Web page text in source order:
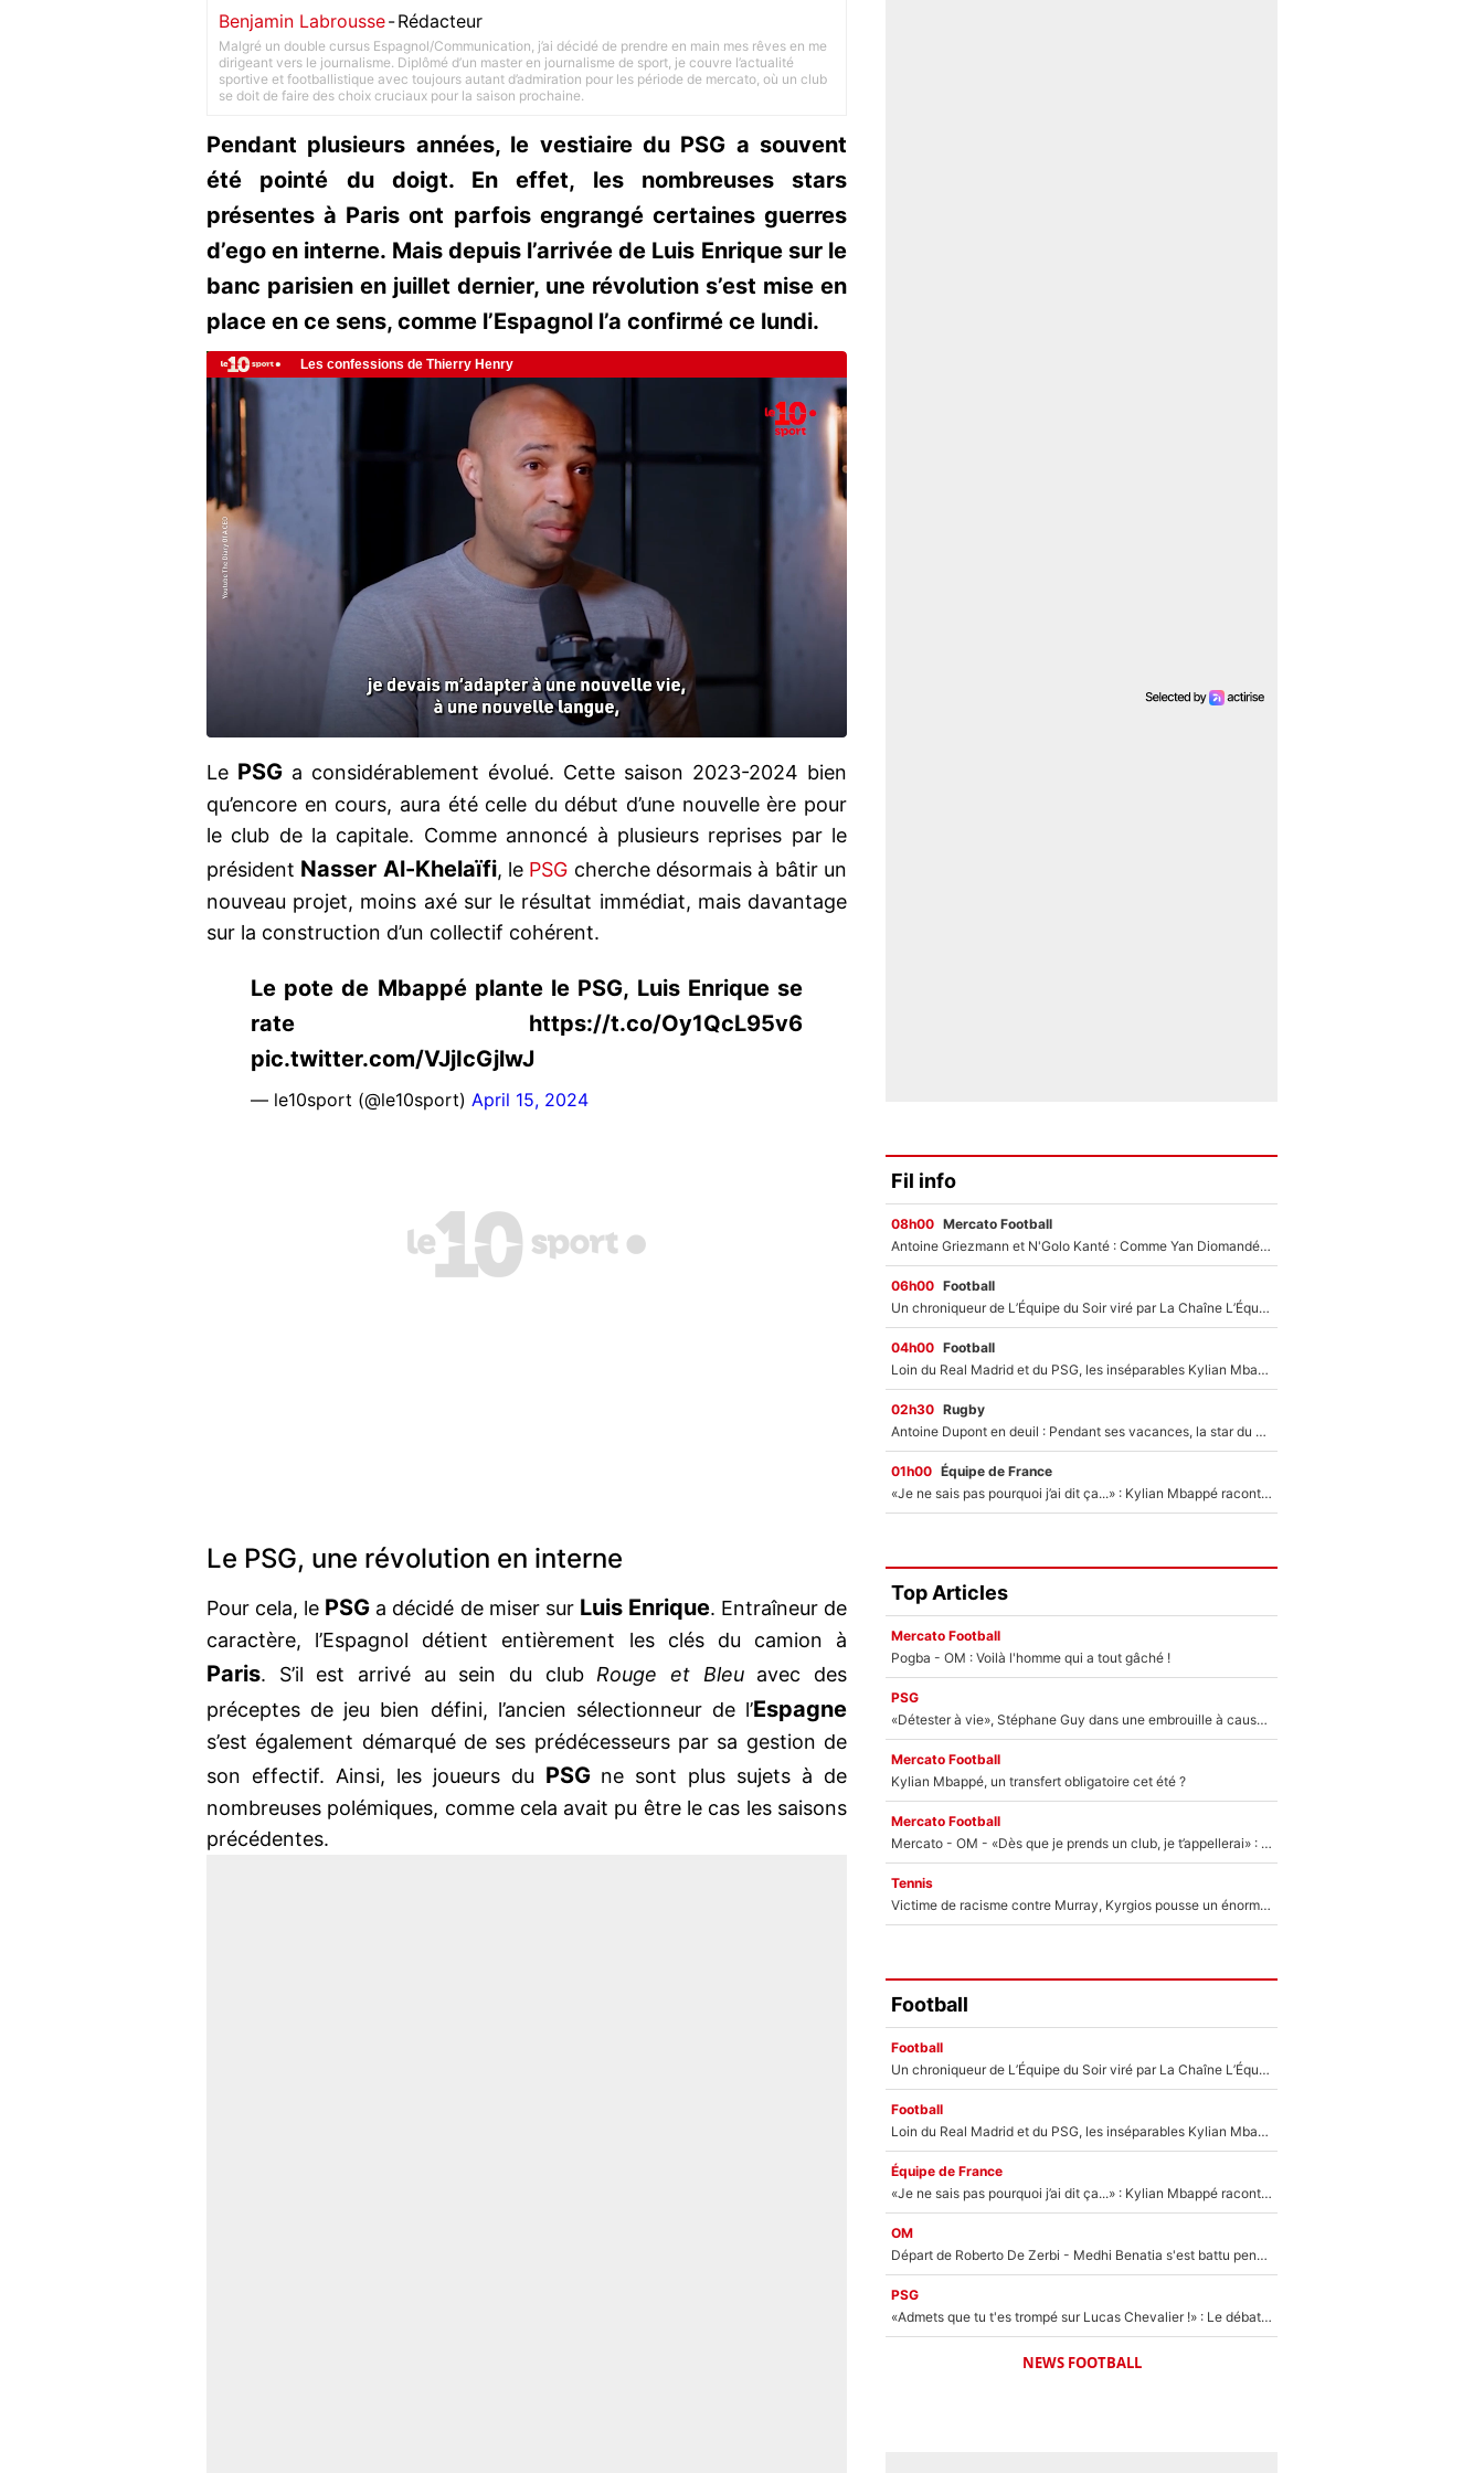
Benjamin Labrousse-Rédacteur
Malgré un double cursus Espagnol/Communication, j’ai décidé de prendre en main mes rêves en me
dirigeant vers le journalisme. Diplômé d’un master en journalisme de sport, je couvre l’actualité
sportive et footballistique avec toujours autant d’admiration pour les période de mercato, où un club
se doit de faire des choix cruciaux pour la saison prochaine.
Pendant plusieurs années, le vestiaire du PSG a souvent
été pointé du doigt. En effet, les nombreuses stars
présentes à Paris ont parfois engrangé certaines guerres
d’ego en interne. Mais depuis l’arrivée de Luis Enrique sur le
banc parisien en juillet dernier, une révolution s’est mise en
place en ce sens, comme l’Espagnol l’a confirmé ce lundi.
Le PSG a considérablement évolué. Cette saison 2023-2024 bien
qu’encore en cours, aura été celle du début d’une nouvelle ère pour
le club de la capitale. Comme annoncé à plusieurs reprises par le
président Nasser Al-Khelaïfi, le PSG cherche désormais à bâtir un
nouveau projet, moins axé sur le résultat immédiat, mais davantage
sur la construction d’un collectif cohérent.
Le pote de Mbappé plante le PSG, Luis Enrique se
rate https://t.co/Oy1QcL95v6
pic.twitter.com/VJjIcGjlwJ
— le10sport (@le10sport) April 15, 2024
Le PSG, une révolution en interne
Pour cela, le PSG a décidé de miser sur Luis Enrique. Entraîneur de
caractère, l’Espagnol détient entièrement les clés du camion à
Paris. S’il est arrivé au sein du clubRouge et Bleuavec des
préceptes de jeu bien défini, l’ancien sélectionneur de l’Espagne
s’est également démarqué de ses prédécesseurs par sa gestion de
son effectif. Ainsi, les joueurs du PSGne sont plus sujets à de
nombreuses polémiques, comme cela avait pu être le cas les saisons
précédentes.
Fil info
08h00 Mercato Football
Antoine Griezmann et N'Golo Kanté : Comme Yan Diomandé, les deux champions du monde ont refusé de signer au PSG !
06h00 Football
Un chroniqueur de L’Équipe du Soir viré par La Chaîne L’Équipe : Même Olivier Ménard n’avait pas pu empêcher son départ, «je l’ai appris sur Twitter, je l’ai vécu assez mal»
04h00 Football
Loin du Real Madrid et du PSG, les inséparables Kylian Mbappé et Achraf Hakimi changent d'équipe le temps d'une journée !
02h30 Rugby
Antoine Dupont en deuil : Pendant ses vacances, la star du XV de France a perdu sa grand-mère
01h00 Équipe de France
«Je ne sais pas pourquoi j’ai dit ça...» : Kylian Mbappé raconte sa première rencontre avec Zinédine Zidane (et c’est très drôle)
Top Articles
Mercato Football
Pogba - OM : Voilà l'homme qui a tout gâché !
PSG
«Détester à vie», Stéphane Guy dans une embrouille à cause du PSG !
Mercato Football
Kylian Mbappé, un transfert obligatoire cet été ?
Mercato Football
Mercato - OM - «Dès que je prends un club, je t’appellerai» : La promesse de Marcelino au moment de claquer la porte
Tennis
Victime de racisme contre Murray, Kyrgios pousse un énorme coup de gueule !
Football
Football
Un chroniqueur de L’Équipe du Soir viré par La Chaîne L’Équipe : Même Olivier Ménard n’avait pas pu empêcher son départ, «je l’ai appris sur Twitter, je l’ai vécu assez mal»
Football
Loin du Real Madrid et du PSG, les inséparables Kylian Mbappé et Achraf Hakimi changent d'équipe le temps d'une journée !
Équipe de France
«Je ne sais pas pourquoi j’ai dit ça...» : Kylian Mbappé raconte sa première rencontre avec Zinédine Zidane (et c’est très drôle)
OM
Départ de Roberto De Zerbi - Medhi Benatia s'est battu pendant six mois pour le retenir à l'OM, le PSG a été le naufrage de trop : «Je pars avec toi»
PSG
«Admets que tu t'es trompé sur Lucas Chevalier !» : Le débat sur le gardien du PSG vire au clash à l'After Foot
NEWS FOOTBALL